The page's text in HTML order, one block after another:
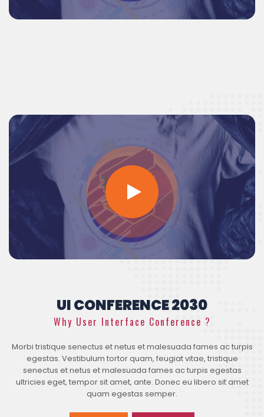
UI CONFERENCE 2030
Why User Interface Conference ?
Morbi tristique senectus et netus et malesuada fames ac turpis
egestas. Vestibulum tortor quam, feugiat vitae, tristique
senectus et netus et malesuada fames ac turpis egestas
ultricies eget, tempor sit amet, ante. Donec eu libero sit amet
quam egestas semper.